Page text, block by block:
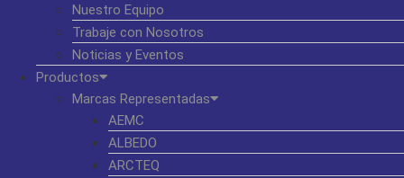
Nuestro Equipo
Trabaje con Nosotros
Noticias y Eventos
Productos
Marcas Representadas
AEMC
ALBEDO
ARCTEQ